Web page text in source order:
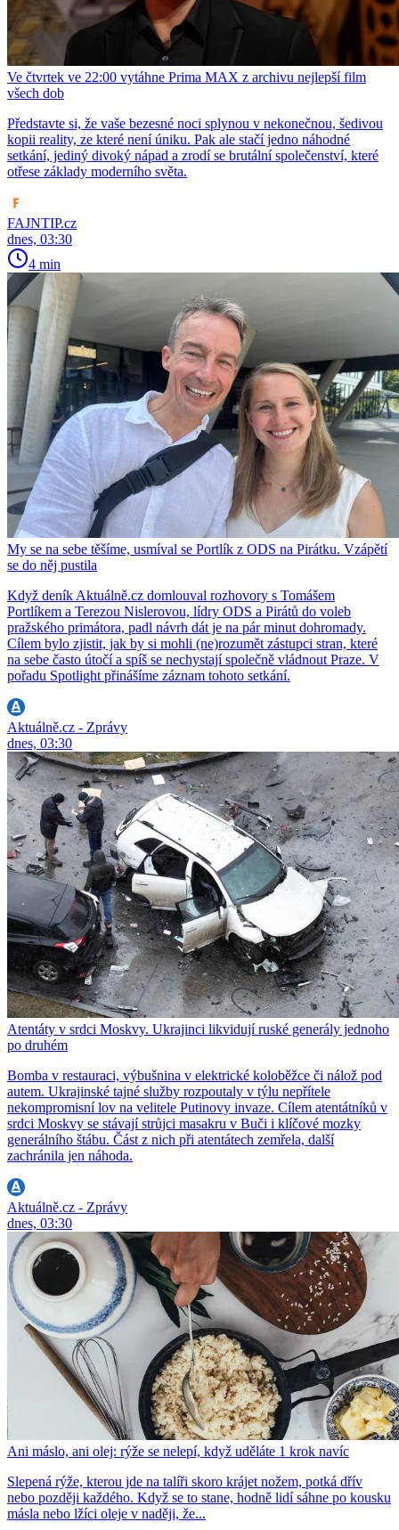
Ve čtvrtek ve 22:00 vytáhne Prima MAX z archivu nejlepší film
všech dob
Představte si, že vaše bezesné noci splynou v nekonečnou, šedivou
kopii reality, ze které není úniku. Pak ale stačí jedno náhodné
setkání, jediný divoký nápad a zrodí se brutální společenství, které
otřese základy moderního světa.
FAJNTIP.cz
dnes, 03:30
4 min
My se na sebe těšíme, usmíval se Portlík z ODS na Pirátku. Vzápětí
se do něj pustila
Když deník Aktuálně.cz domlouval rozhovory s Tomášem
Portlíkem a Terezou Nislerovou, lídry ODS a Pirátů do voleb
pražského primátora, padl návrh dát je na pár minut dohromady.
Cílem bylo zjistit, jak by si mohli (ne)rozumět zástupci stran, které
na sebe často útočí a spíš se nechystají společně vládnout Praze. V
pořadu Spotlight přinášíme záznam tohoto setkání.
Aktuálně.cz - Zprávy
dnes, 03:30
Atentáty v srdci Moskvy. Ukrajinci likvidují ruské generály jednoho
po druhém
Bomba v restauraci, výbušnina v elektrické koloběžce či nálož pod
autem. Ukrajinské tajné služby rozpoutaly v týlu nepřítele
nekompromisní lov na velitele Putinovy invaze. Cílem atentátníků v
srdci Moskvy se stávají strůjci masakru v Buči i klíčové mozky
generálního štábu. Část z nich při atentátech zemřela, další
zachránila jen náhoda.
Aktuálně.cz - Zprávy
dnes, 03:30
Ani máslo, ani olej: rýže se nelepí, když uděláte 1 krok navíc
Slepená rýže, kterou jde na talíři skoro krájet nožem, potká dřív
nebo později každého. Když se to stane, hodně lidí sáhne po kousku
másla nebo lžíci oleje v naději, že...